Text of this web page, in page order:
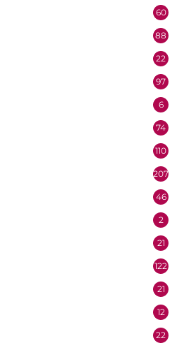
60
88
22
97
6
74
110
207
46
2
21
122
21
12
22